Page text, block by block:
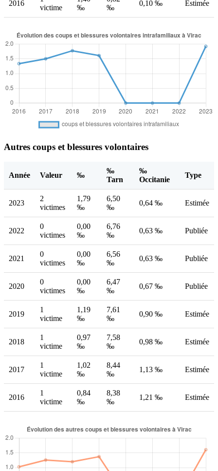
2016
victime
‰
‰
0,10 ‰ Estimée
Autres coups et blessures volontaires
Année Valeur ‰
‰
Tarn
‰
Occitanie
Type
2023
2
victimes
1,79
‰
6,50
‰
0,64 ‰ Estimée
2022
0
victimes
0,00
‰
6,76
‰
0,63 ‰ Publiée
2021
0
victimes
0,00
‰
6,56
‰
0,63 ‰ Publiée
2020
0
victimes
0,00
‰
6,47
‰
0,67 ‰ Publiée
2019
1
victime
1,19
‰
7,61
‰
0,90 ‰ Estimée
2018
1
victime
0,97
‰
7,58
‰
0,98 ‰ Estimée
2017
1
victime
1,02
‰
8,44
‰
1,13 ‰ Estimée
2016
1
victime
0,84
‰
8,38
‰
1,21 ‰ Estimée